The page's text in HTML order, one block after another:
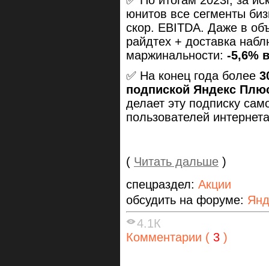
юнитов все сегменты
скор. EBITDA. Даже в
райдтех + доставка
маржинальности: -5,6%
✅ На конец года более
подпиской Яндекс
делает эту подписку
пользователей
( Читать дальше )
спецраздел: Акции
обсудить на форуме:
4.1К
Комментарии ( 3 )